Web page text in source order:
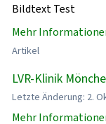
Bildtext Test
Mehr
Artikel
LVR-Klinik
Letzte Änderung: 2.
Mehr